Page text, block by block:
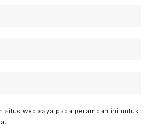
situs web saya pada peramban ini untuk